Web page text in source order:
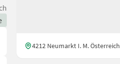
4212 Neumarkt I. M. Österreich